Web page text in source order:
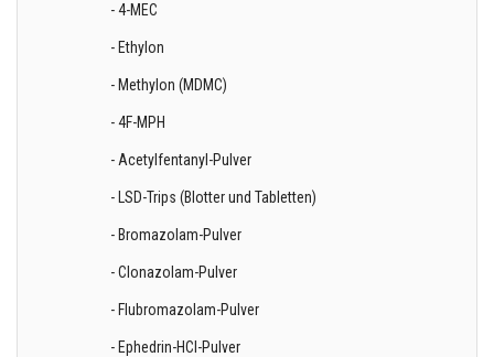
- 4-MEC
- Ethylon
- Methylon (MDMC)
- 4F-MPH
- Acetylfentanyl-Pulver
- LSD-Trips (Blotter und Tabletten)
- Bromazolam-Pulver
- Clonazolam-Pulver
- Flubromazolam-Pulver
- Ephedrin-HCl-Pulver